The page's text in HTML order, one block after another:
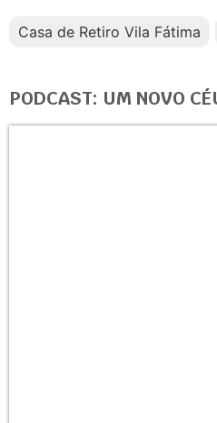
Casa de Retiro Vila Fátima
PODCAST: UM NOVO